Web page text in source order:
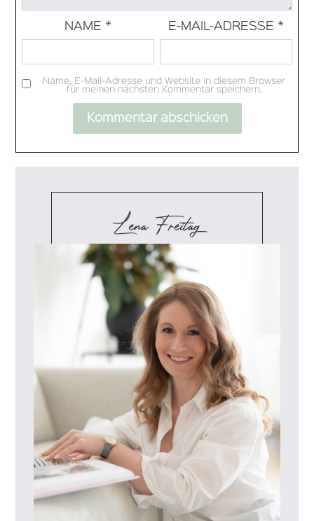
NAME * E-MAIL-ADRESSE *
Name, E-Mail-Adresse und Website in diesem Browser
für meinen nächsten Kommentar speichern.
Lena Freitag